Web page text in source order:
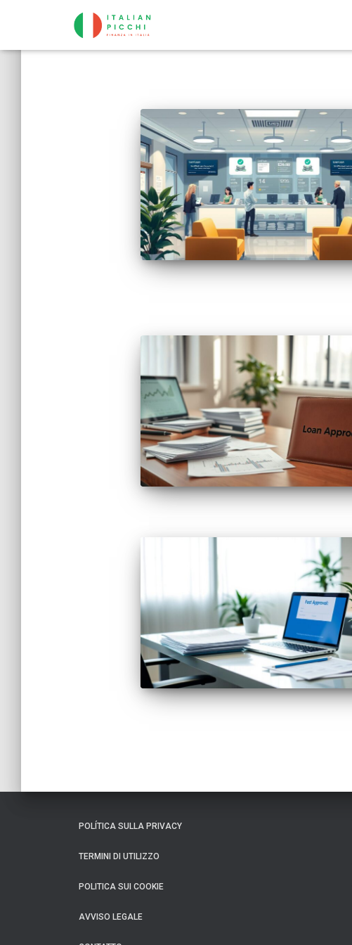
POLÍTICA SULLA PRIVACY
TERMINI DI UTILIZZO
POLITICA SUI COOKIE
AVVISO LEGALE